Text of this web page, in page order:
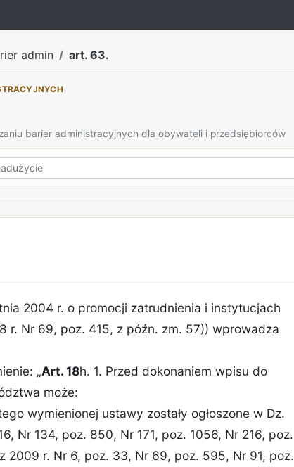
admin art. 63.
barier administracyjnych dla obywateli i przedsiębiorców
2004 r. o promocji zatrudnienia i instytucjach
r. Nr 69, poz. 415, z późn. zm. 57)) wprowadza
„Art. 18h. 1. Przed dokonaniem wpisu do
może:
wymienionej ustawy zostały ogłoszone w Dz.
Nr 134, poz. 850, Nr 171, poz. 1056, Nr 216, poz.
2009 r. Nr 6, poz. 33, Nr 69, poz. 595, Nr 91, poz.